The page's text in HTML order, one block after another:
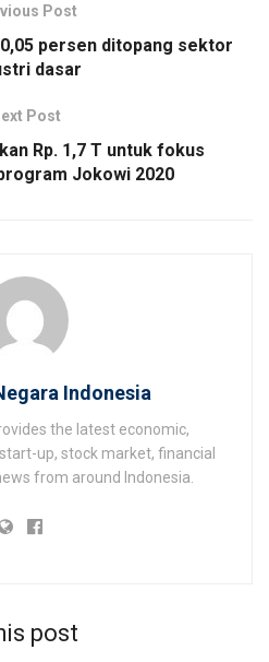
Post
persen ditopang sektor
dasar
Post
Rp. 1,7 T untuk fokus
Jokowi 2020
Indonesia
the latest economic,
up, stock market, financial
from around Indonesia.
post